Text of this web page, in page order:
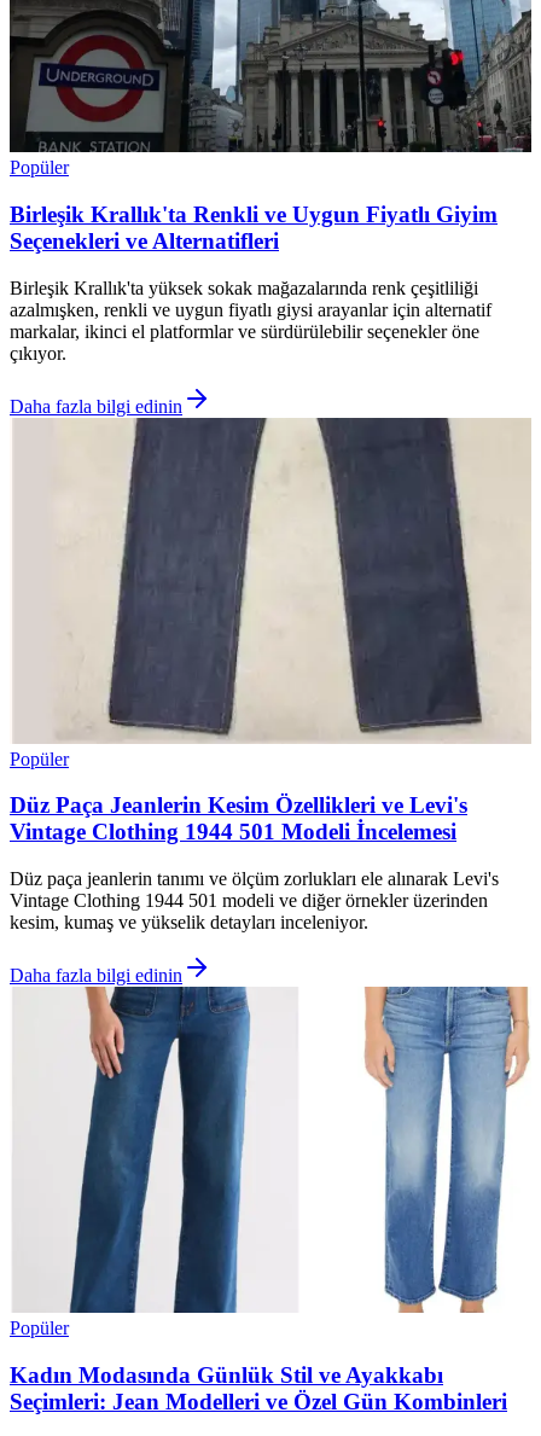
Popüler
Birleşik Krallık'ta Renkli ve Uygun Fiyatlı Giyim
Seçenekleri ve Alternatifleri
Birleşik Krallık'ta yüksek sokak mağazalarında renk çeşitliliği
azalmışken, renkli ve uygun fiyatlı giysi arayanlar için alternatif
markalar, ikinci el platformlar ve sürdürülebilir seçenekler öne
çıkıyor.
Daha fazla bilgi edinin
Popüler
Düz Paça Jeanlerin Kesim Özellikleri ve Levi's
Vintage Clothing 1944 501 Modeli İncelemesi
Düz paça jeanlerin tanımı ve ölçüm zorlukları ele alınarak Levi's
Vintage Clothing 1944 501 modeli ve diğer örnekler üzerinden
kesim, kumaş ve yükselik detayları inceleniyor.
Daha fazla bilgi edinin
Popüler
Kadın Modasında Günlük Stil ve Ayakkabı
Seçimleri: Jean Modelleri ve Özel Gün Kombinleri